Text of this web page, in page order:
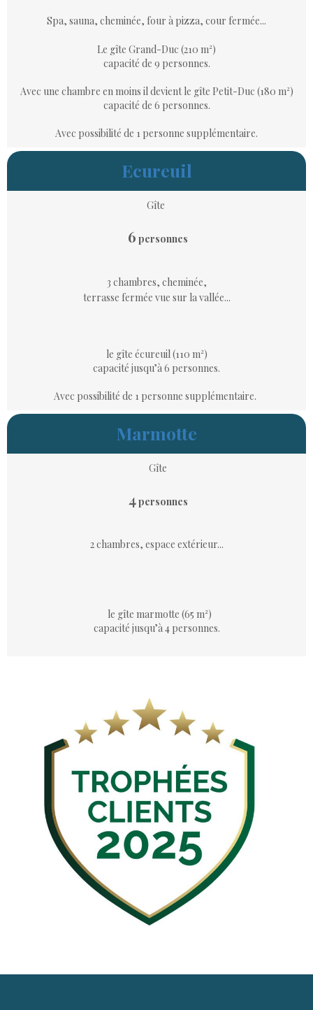
Spa, sauna, cheminée, four à pizza, cour fermée...
Le gîte Grand-Duc (210 m²)
capacité de 9 personnes.
Avec une chambre en moins ildevient le gîte Petit-Duc (180 m²)
capacité de 6 personnes.
Avec possibilité de 1 personne supplémentaire.
Ecureuil
Gîte
6 personnes
3 chambres, cheminée,
terrasse fermée vue sur la vallée...
le gîte écureuil (110 m²)
capacité jusqu’à 6 personnes.
Avec possibilité de 1 personne supplémentaire.
Marmotte
Gîte
4personnes
2 chambres, espace extérieur...
le gîte marmotte (65 m²)
capacité jusqu’à 4 personnes.